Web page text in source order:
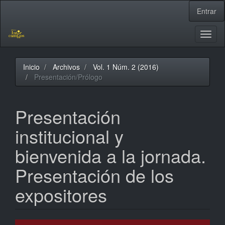
principal
Barra
lateral
Entrar
Inicio Archivos
Vol. 1 Núm. 2 (2016)
Presentación/Prólogo
Presentación
institucional y
bienvenida a la jornada.
Presentación de los
expositores